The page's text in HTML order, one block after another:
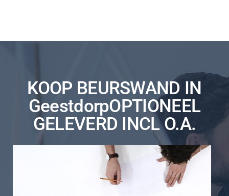
KOOP BEURSWAND IN
GeestdorpOPTIONEEL
GELEVERD INCL O.A.